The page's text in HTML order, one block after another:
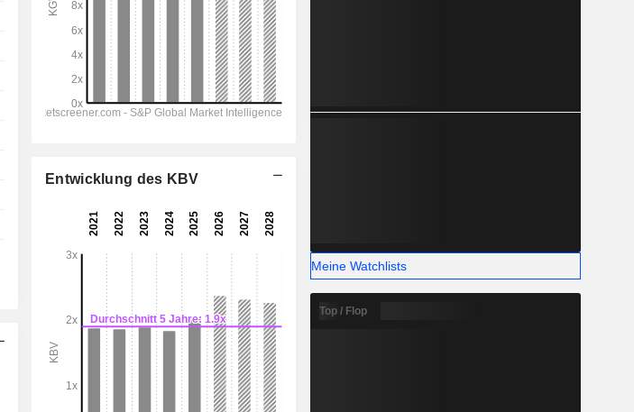
93,1 % 90,2 % 87,3 % 85,2 %
20.415 20.902 21.330
11.221 11.438 11.823
800.655
-
Entwicklung des KBV
Meine Watchlists
Top / Flop